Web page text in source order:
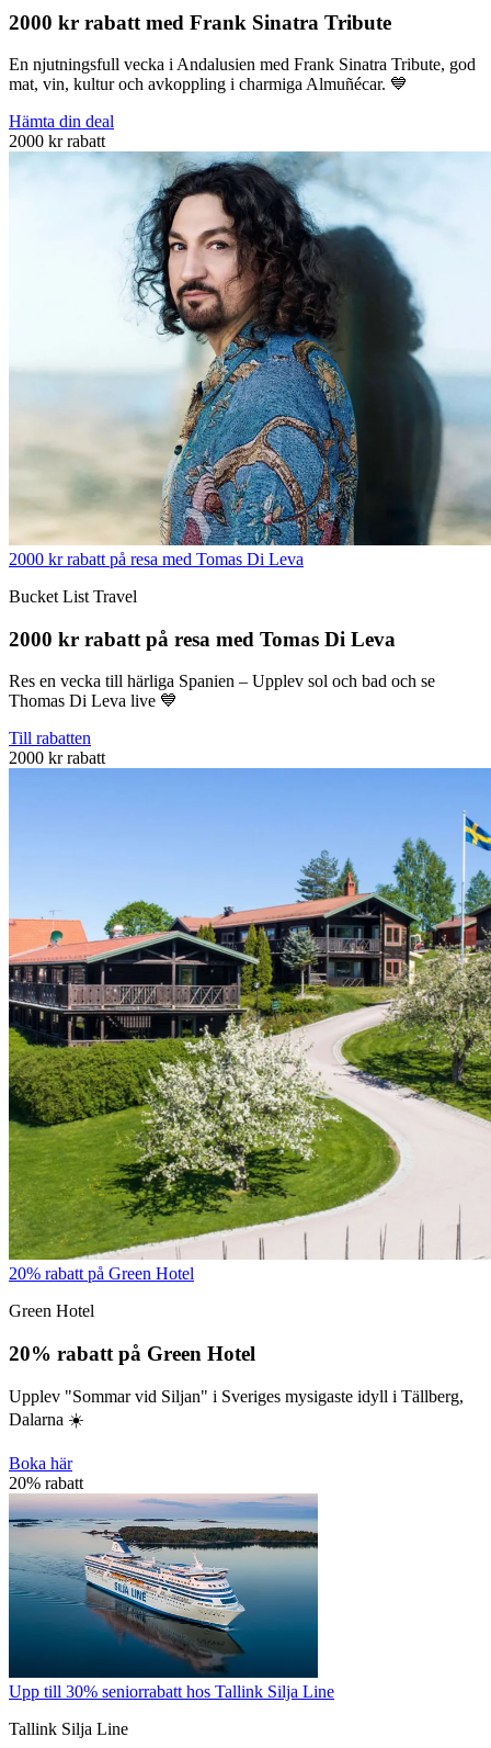
2000 kr rabatt med Frank Sinatra Tribute
En njutningsfull vecka i Andalusien med Frank Sinatra Tribute, god
mat, vin, kultur och avkoppling i charmiga Almuñécar. 💙
Hämta din deal
2000 kr rabatt
2000 kr rabatt på resa med Tomas Di Leva
Bucket List Travel
2000 kr rabatt på resa med Tomas Di Leva
Res en vecka till härliga Spanien – Upplev sol och bad och se
Thomas Di Leva live 💙
Till rabatten
2000 kr rabatt
20% rabatt på Green Hotel
Green Hotel
20% rabatt på Green Hotel
Upplev "Sommar vid Siljan" i Sveriges mysigaste idyll i Tällberg,
Dalarna ☀️
Boka här
20% rabatt
Upp till 30% seniorrabatt hos Tallink Silja Line
Tallink Silja Line